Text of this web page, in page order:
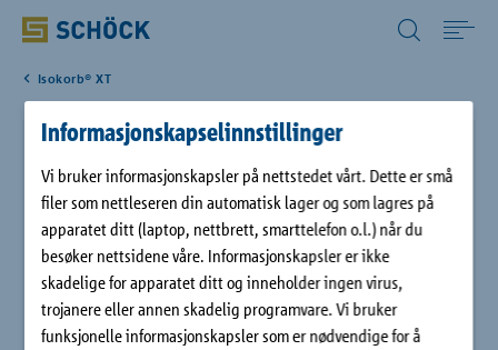
Informasjonskapselinnstillinger
Vi bruker informasjonskapsler på nettstedet vårt. Dette er små
filer som nettleseren din automatisk lager og som lagres på
apparatet ditt (laptop, nettbrett, smarttelefon o.l.) når du
besøker nettsidene våre. Informasjonskapsler er ikke
skadelige for apparatet ditt og inneholder ingen virus,
trojanere eller annen skadelig programvare. Vi bruker
funksjonelle informasjonskapsler som er nødvendige for å
Produkter
Digitale løsninger
Norway (NO) Norsk
Isokorb® XT
Schöck Isokorb® XT type F
Schöck Isokorb® XT type F sørger for et optimalt og pålitelig
termisk skille ved forhengte parapeter. Elementet har 120 mm
isolasjonstykkelse og overfører normalkrefter, momenter og
tverrkrefter.